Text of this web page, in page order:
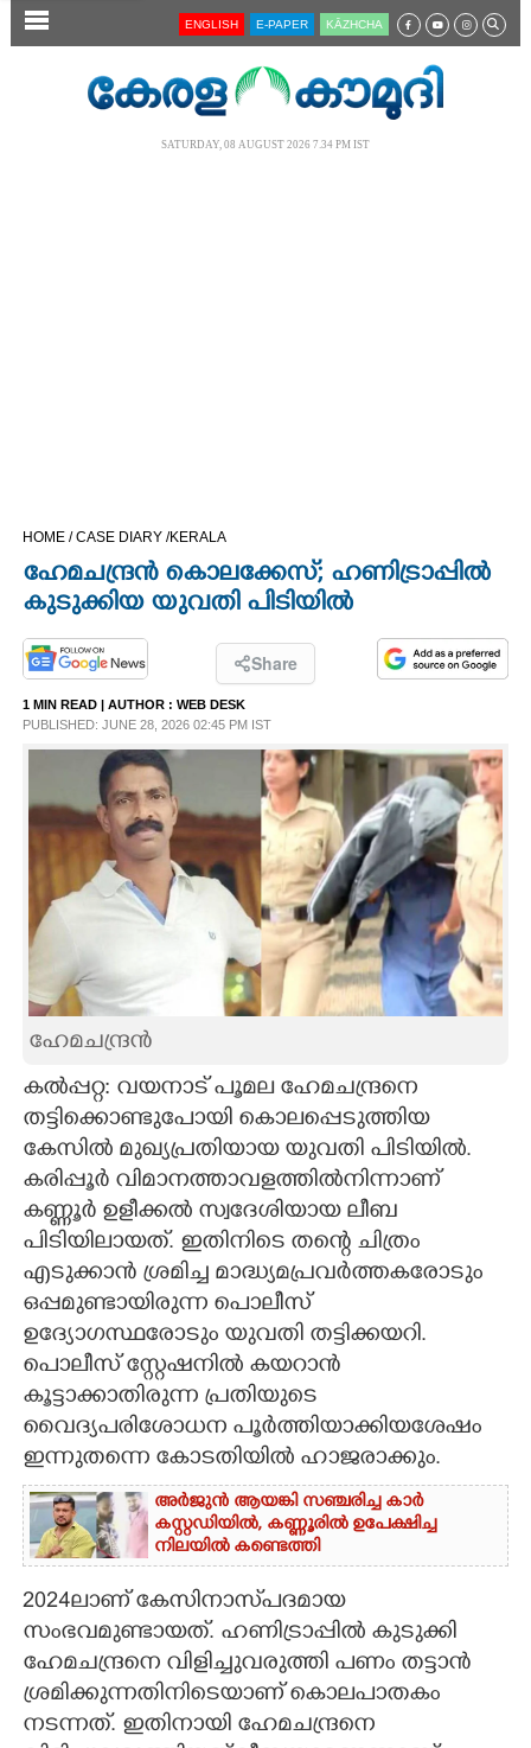
SECTIONS
OPINION
LIFESTYLE
SPIRITUAL
INFO+
ASTRO
CARTOONS
LITERATURE
ZOOM
CONTACT US
ENGLISH E-PAPER KĀZHCHA
SATURDAY, 08 AUGUST 2026 7.34 PM IST
HOME /CASE DIARY /KERALA
ഹേമചന്ദ്രൻ കൊലക്കേസ്; ഹണിട്രാപ്പിൽ
കുടുക്കിയ യുവതി പിടിയിൽ
Share
1 MIN READ | AUTHOR : WEB DESK
PUBLISHED: JUNE 28, 2026 02:45 PM IST
ഹേമചന്ദ്രൻ
കൽപ്പറ്റ: വയനാട് പൂമല ഹേമചന്ദ്രനെ
തട്ടിക്കൊണ്ടുപോയി കൊലപ്പെടുത്തിയ
കേസിൽ മുഖ്യപ്രതിയായ യുവതി പിടിയിൽ.
കരിപ്പൂർ വിമാനത്താവളത്തിൽനിന്നാണ്
കണ്ണൂർ ഉളീക്കൽ സ്വദേശിയായ ലീബ
പിടിയിലായത്. ഇതിനിടെ തന്റെ ചിത്രം
എടുക്കാൻ ശ്രമിച്ച മാദ്ധ്യമപ്രവർത്തകരോടും
ഒപ്പമുണ്ടായിരുന്ന പൊലീസ്
ഉദ്യോഗസ്ഥരോടും യുവതി തട്ടിക്കയറി.
പൊലീസ് സ്റ്റേഷനിൽ കയറാൻ
കൂട്ടാക്കാതിരുന്ന പ്രതിയുടെ
വൈദ്യപരിശോധന പൂർത്തിയാക്കിയശേഷം
ഇന്നുതന്നെ കോടതിയിൽ ഹാജരാക്കും.
അർജുൻ ആയങ്കി സഞ്ചരിച്ച കാർ
കസ്റ്റഡിയിൽ,​ കണ്ണൂരിൽ ഉപേക്ഷിച്ച
നിലയിൽ കണ്ടെത്തി
2024ലാണ്‌ കേസിനാസ്‌പദമായ
സംഭവമുണ്ടായത്. ഹണിട്രാപ്പിൽ കുടുക്കി
ഹേമചന്ദ്രനെ വിളിച്ചുവരുത്തി പണം തട്ടാൻ
ശ്രമിക്കുന്നതിനിടെയാണ് കൊലപാതകം
നടന്നത്. ഇതിനായി ഹേമചന്ദ്രനെ